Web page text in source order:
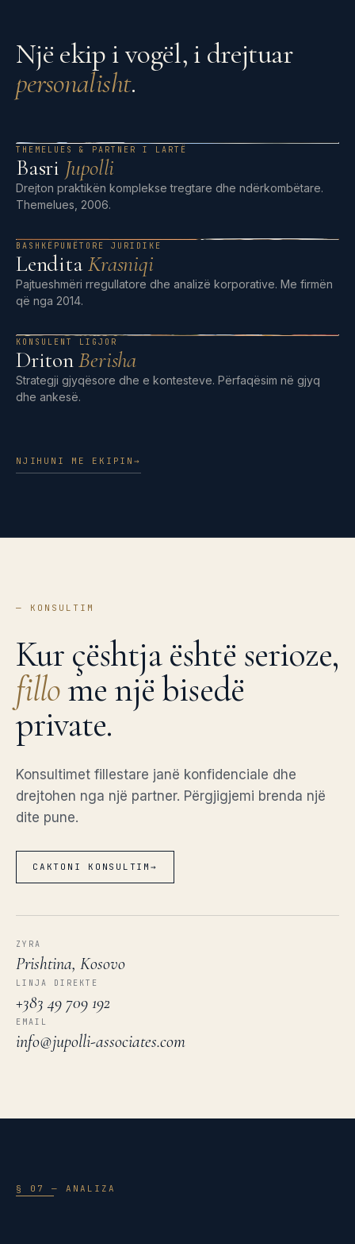
Një ekip i vogël, i drejtuar
personalisht.
THEMELUES & PARTNER I LARTË
Basri Jupolli
Drejton praktikën komplekse tregtare dhe ndërkombëtare.
Themelues, 2006.
BASHKËPUNËTORE JURIDIKE
LenditaKrasniqi
Pajtueshmëri rregullatore dhe analizë korporative. Me firmën
që nga 2014.
KONSULENT LIGJOR
DritonBerisha
Strategji gjyqësore dhe e kontesteve. Përfaqësim në gjyq
dhe ankesë.
NJIHUNI ME EKIPIN →
— KONSULTIM
Kur çështja është serioze,
fillome një bisedë
private.
Konsultimet fillestare janë konfidenciale dhe
drejtohen nga një partner. Përgjigjemi brenda një
dite pune.
CAKTONI KONSULTIM →
ZYRA
Prishtina, Kosovo
LINJA DIREKTE
+383 49 709 192
EMAIL
info@jupolli-associates.com
§ 07 — ANALIZA